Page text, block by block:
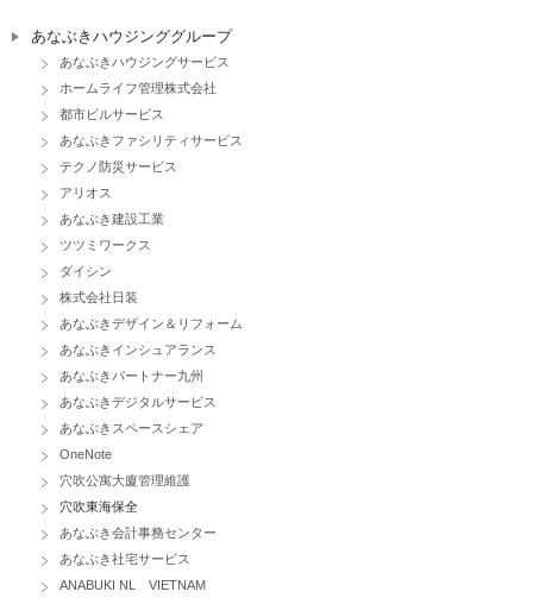
あなぶきハウジンググループ
あなぶきハウジングサービス
ホームライフ管理株式会社
都市ビルサービス
あなぶきファシリティサービス
テクノ防災サービス
アリオス
あなぶき建設工業
ツツミワークス
ダイシン
株式会社日装
あなぶきデザイン＆リフォーム
あなぶきインシュアランス
あなぶきパートナー九州
あなぶきデジタルサービス
あなぶきスペースシェア
OneNote
穴吹公寓大廈管理維護
穴吹東海保全
あなぶき会計事務センター
あなぶき社宅サービス
ANABUKI NL VIETNAM